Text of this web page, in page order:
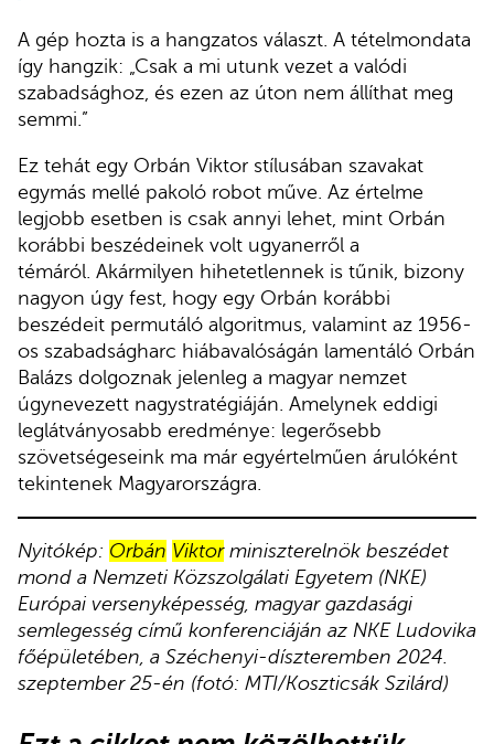
A gép hozta is a hangzatos választ. A tételmondata
így hangzik: „Csak a mi utunk vezet a valódi
szabadsághoz, és ezen az úton nem állíthat meg
semmi.”
Ez tehát egy Orbán Viktor stílusában szavakat
egymás mellé pakoló robot műve. Az értelme
legjobb esetben is csak annyi lehet, mint Orbán
korábbi beszédeinek volt ugyanerről a
témáról. Akármilyen hihetetlennek is tűnik, bizony
nagyon úgy fest, hogy egy Orbán korábbi
beszédeit permutáló algoritmus, valamint az 1956-
os szabadságharc hiábavalóságán lamentáló Orbán
Balázs dolgoznak jelenleg a magyar nemzet
úgynevezett nagystratégiáján. Amelynek eddigi
leglátványosabb eredménye: legerősebb
szövetségeseink ma már egyértelműen árulóként
tekintenek Magyarországra.
Nyitókép: Orbán Viktorminiszterelnök beszédet
mond a Nemzeti Közszolgálati Egyetem (NKE)
Európai versenyképesség, magyar gazdasági
semlegesség című konferenciáján az NKE Ludovika
főépületében, a Széchenyi-díszteremben 2024.
szeptember 25-én (fotó: MTI/Koszticsák Szilárd)